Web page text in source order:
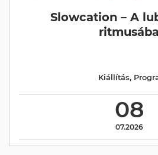
Slowcation – A
08
07.2026
Kiállítás,